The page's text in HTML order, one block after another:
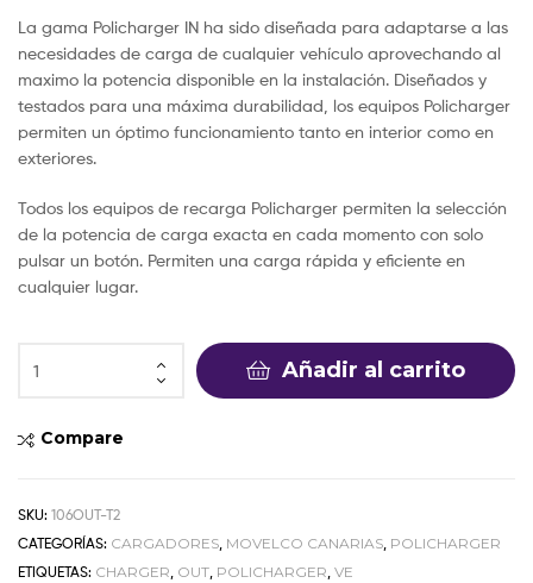
La gama Policharger IN ha sido diseñada para adaptarse a las
necesidades de carga de cualquier vehículo aprovechando al
maximo la potencia disponible en la instalación. Diseñados y
testados para una máxima durabilidad, los equipos Policharger
permiten un óptimo funcionamiento tanto en interior como en
exteriores.
Todos los equipos de recarga Policharger permiten la selección
de la potencia de carga exacta en cada momento con solo
pulsar un botón. Permiten una carga rápida y eficiente en
cualquier lugar.
Añadir al carrito
Compare
SKU: 106OUT-T2
CATEGORÍAS: CARGADORES, MOVELCO CANARIAS, POLICHARGER
ETIQUETAS: CHARGER, OUT, POLICHARGER, VE